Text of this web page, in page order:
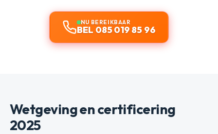
NU BEREIKBAAR
BEL 085 019 85 96
Wetgeving en certificering
2025